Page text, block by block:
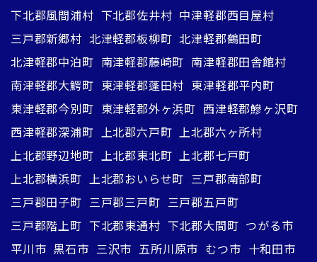
下北郡風間浦村 下北郡佐井村 中津軽郡西目屋村
三戸郡新郷村 北津軽郡板柳町 北津軽郡鶴田町
北津軽郡中泊町 南津軽郡藤崎町 南津軽郡田舎館村
南津軽郡大鰐町 東津軽郡蓬田村 東津軽郡平内町
東津軽郡今別町 東津軽郡外ヶ浜町 西津軽郡鰺ヶ沢町
西津軽郡深浦町 上北郡六戸町 上北郡六ヶ所村
上北郡野辺地町 上北郡東北町 上北郡七戸町
上北郡横浜町 上北郡おいらせ町 三戸郡南部町
三戸郡田子町 三戸郡三戸町 三戸郡五戸町
三戸郡階上町 下北郡東通村 下北郡大間町 つがる市
平川市 黒石市 三沢市 五所川原市 むつ市 十和田市